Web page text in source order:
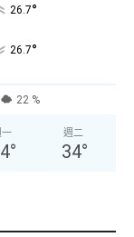
26.7°
26.7°
22 %
一
°
週二
34°